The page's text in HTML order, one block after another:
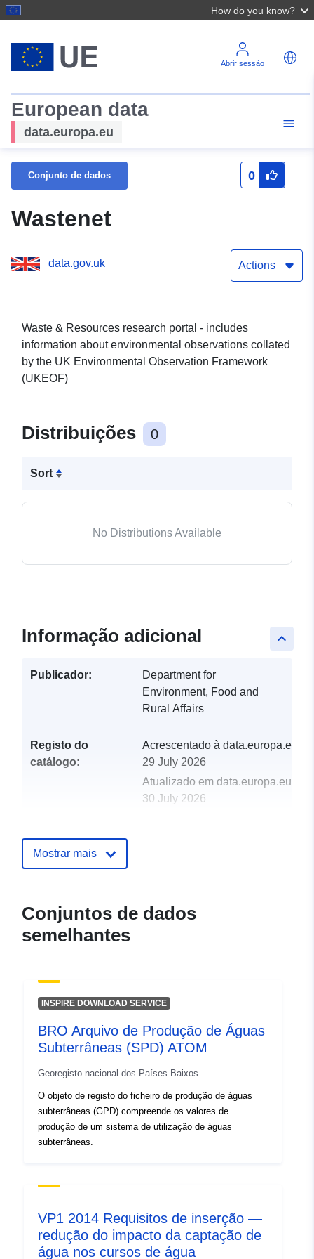
How do you know?
Abrir sessão
European data
data.europa.eu
Conjunto de dados 0
Wastenet
data.gov.uk Actions
Waste & Resources research portal - includes
information about environmental observations collated
by the UK Environmental Observation Framework
(UKEOF)
Distribuições 0
Sort
No Distributions Available
keyboard_arrow_up
Informação adicional
Publicador:
Department for
Environment, Food and
Rural Affairs
Registo do
catálogo:
Acrescentado à data.europa.eu:
29 July 2026
Atualizado em data.europa.eu:
30 July 2026
Mostrar mais
Conjuntos de dados
semelhantes
INSPIRE DOWNLOAD SERVICE
BRO Arquivo de Produção de Águas
Subterrâneas (SPD) ATOM
Georegisto nacional dos Países Baixos
O objeto de registo do ficheiro de produção de águas
subterrâneas (GPD) compreende os valores de
produção de um sistema de utilização de águas
subterrâneas.
VP1 2014 Requisitos de inserção —
redução do impacto da captação de
água nos cursos de água